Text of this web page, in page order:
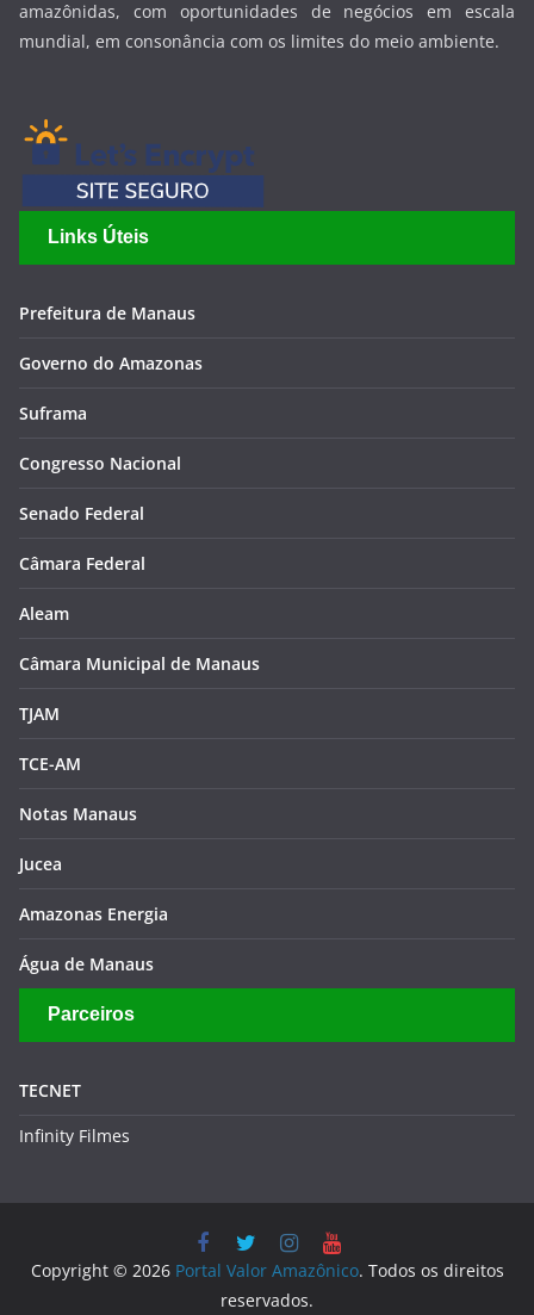
amazônidas, com oportunidades de negócios em escala
mundial, em consonância com os limites do meio ambiente.
Links Úteis
Prefeitura de Manaus
Governo do Amazonas
Suframa
Congresso Nacional
Senado Federal
Câmara Federal
Aleam
Câmara Municipal de Manaus
TJAM
TCE-AM
Notas Manaus
Jucea
Amazonas Energia
Água de Manaus
Parceiros
TECNET
Infinity Filmes
Copyright © 2026 Portal Valor Amazônico. Todos os direitos
reservados.